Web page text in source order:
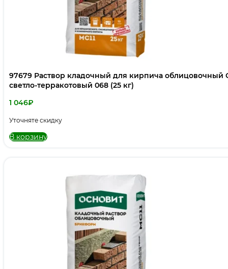
97679 Раствор кладочный для кирпича
светло-терракотовый 068 (25 кг)
1 046₽
Уточняте скидку
В корзину